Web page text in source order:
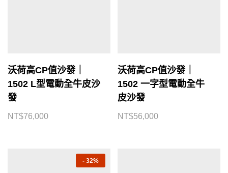
沃荷高CP值沙發｜
1502 L型電動全牛皮沙
發
NT$76,000
沃荷高CP值沙發｜
1502 一字型電動全牛
皮沙發
NT$56,000
- 32%